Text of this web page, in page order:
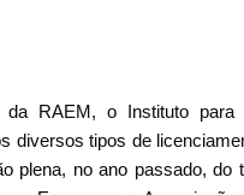
da RAEM, o Instituto para
diversos tipos de
plena, no ano passado, do